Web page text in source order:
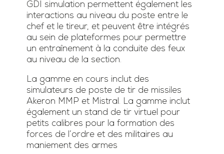
GDI simulation permettent également les
interactions au niveau du poste entre le
chef et le tireur, et peuvent être intégrés
au sein de plateformes pour permettre
un entraînement à la conduite des feux
au niveau de la section.
La gamme en cours inclut des
simulateurs de poste de tir de missiles
Akeron MMP et Mistral. La gamme inclut
également un stand de tir virtuel pour
petits calibres pour la formation des
forces de l’ordre et des militaires au
maniement des armes